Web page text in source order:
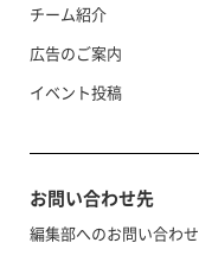
チーム紹介
広告のご案内
イベント投稿
お問い合わせ先
編集部へのお問い合わせ